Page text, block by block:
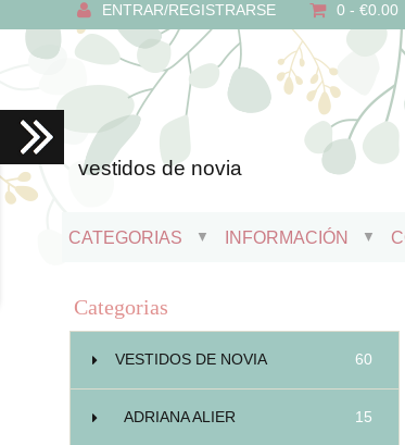
ENTRAR/REGISTRARSE 0 - €0.00
vestidos de novia
CATEGORIAS ▼ INFORMACIÓN ▼
Categorias
VESTIDOS DE NOVIA 60
ADRIANA ALIER 15